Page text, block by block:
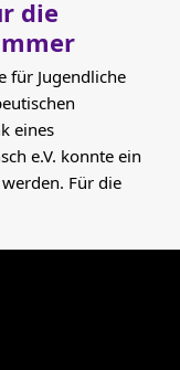
die
für Jugendliche
eines
e.V. konnte ein
Für die